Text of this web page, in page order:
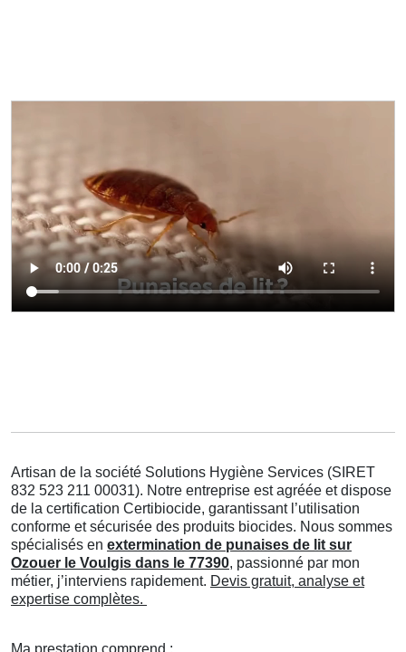
Artisan de la société Solutions Hygiène Services (SIRET
832 523 211 00031). Notre entreprise est agréée et dispose
de la certification Certibiocide, garantissant l’utilisation
conforme et sécurisée des produits biocides. Nous sommes
spécialisés en extermination de punaises de lit sur
Ozouer le Voulgis dans le 77390, passionné par mon
métier, j’interviens rapidement. Devis gratuit, analyse et
expertise complètes.
Ma prestation comprend :